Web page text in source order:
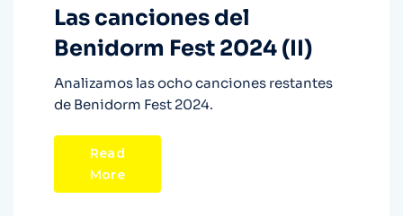
Las canciones del
Benidorm Fest 2024 (II)
Analizamos las ocho canciones restantes
de Benidorm Fest 2024.
Read
More